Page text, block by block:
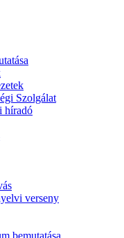
Szolgálat
híradó
verseny
bemutatása